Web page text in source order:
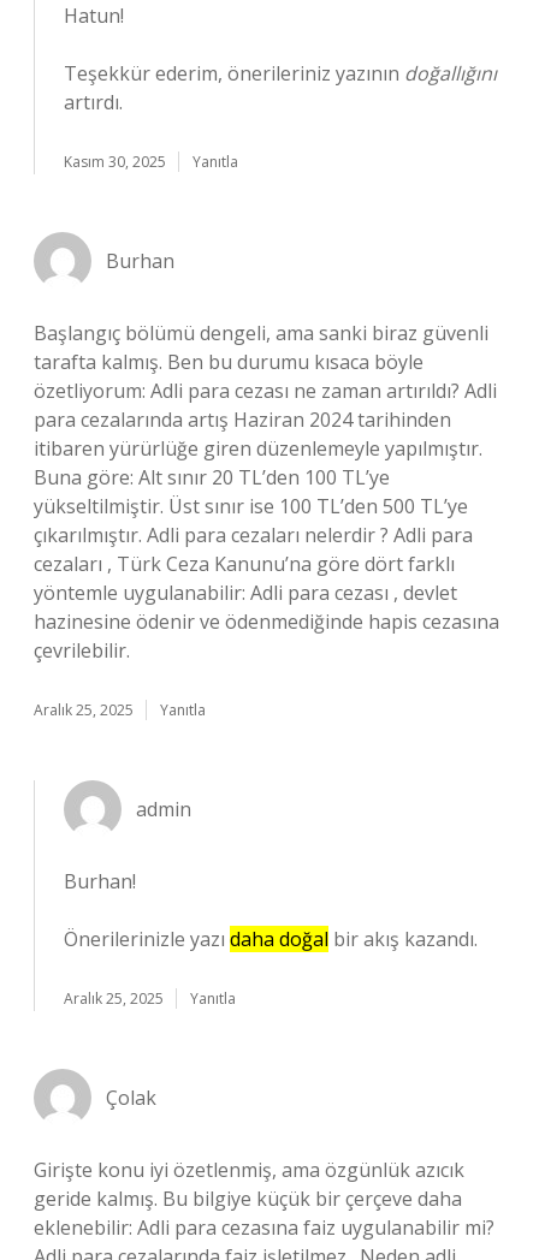
Hatun!
Teşekkür ederim, önerileriniz yazının doğallığını
artırdı.
Kasım 30, 2025 Yanıtla
Burhan
Başlangıç bölümü dengeli, ama sanki biraz güvenli
tarafta kalmış. Ben bu durumu kısaca böyle
özetliyorum: Adli para cezası ne zaman artırıldı? Adli
para cezalarında artış Haziran 2024 tarihinden
itibaren yürürlüğe giren düzenlemeyle yapılmıştır.
Buna göre: Alt sınır 20 TL’den 100 TL’ye
yükseltilmiştir. Üst sınır ise 100 TL’den 500 TL’ye
çıkarılmıştır. Adli para cezaları nelerdir ? Adli para
cezaları , Türk Ceza Kanunu’na göre dört farklı
yöntemle uygulanabilir: Adli para cezası , devlet
hazinesine ödenir ve ödenmediğinde hapis cezasına
çevrilebilir.
Aralık 25, 2025 Yanıtla
admin
Burhan!
Önerilerinizle yazı daha doğal bir akış kazandı.
Aralık 25, 2025 Yanıtla
Çolak
Girişte konu iyi özetlenmiş, ama özgünlük azıcık
geride kalmış. Bu bilgiye küçük bir çerçeve daha
eklenebilir: Adli para cezasına faiz uygulanabilir mi?